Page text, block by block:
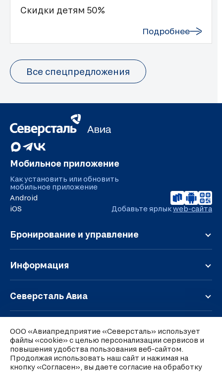
Скидки детям 50%
Подробнее
Все спецпредложения
ООО «Авиапредприятие «Северсталь» использует
файлы «cookie» с целью персонализации сервисов и
повышения удобства пользования веб-сайтом.
Продолжая использовать наш сайт и нажимая на
кнопку «Согласен», вы даете согласие на обработку
Мобильное приложение
Как установить или обновить
мобильное приложение
Android
iOS
Добавьте ярлыкweb-сайта
Бронирование и управление
Регистрация
Онлайн-табло
Дополнительные услуги
Тарифы и условия
Льготные тарифы
Обмен и возврат
Специальные предложения
Информация
Обратная связь
Правила перевозки
Багаж и ручная кладь
Групповые перевозки
Правила оформления претензий
Перевозка грузов
Субсидированные перевозки
Северсталь Авиа
О компании
Контакты
Представительства в аэропортах
Вакансии
Аэропорт Череповец
Об аэропорте
Ставки сборов
Подъезд к терминалу и парковка
Версия для слабовидящих